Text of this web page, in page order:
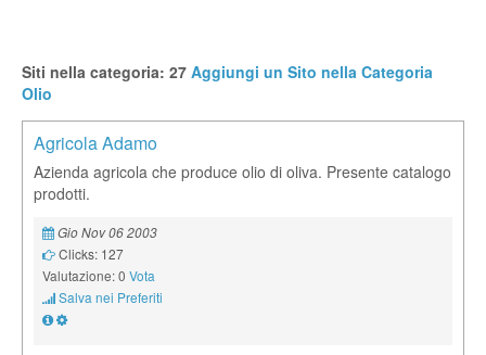
Siti nella categoria: 27 Aggiungi un Sito nella Categoria
Olio
Agricola Adamo
Azienda agricola che produce olio di oliva. Presente catalogo
prodotti.
Gio Nov 06 2003
Clicks: 127
Valutazione: 0 Vota
Salva nei Preferiti